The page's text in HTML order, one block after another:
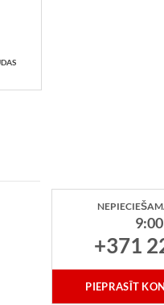
+371
PIEPRASĪT